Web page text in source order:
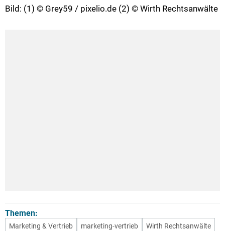
Bild: (1) © Grey59 / pixelio.de (2) © Wirth Rechtsanwälte
Themen:
Marketing & Vertrieb marketing-vertrieb
Wirth Rechtsanwälte